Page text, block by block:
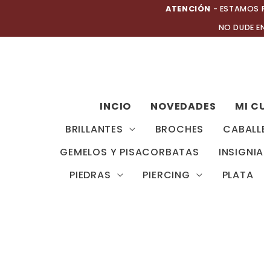
contenido
ATENCIÓN - ESTAMOS
NO DUDE
INCIO NOVEDADES MI
BRILLANTES
BROCHES
GEMELOS Y PISACORBATAS
PIEDRAS
PIERCING PLATA